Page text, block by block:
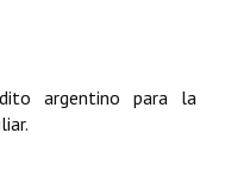
argentino para la